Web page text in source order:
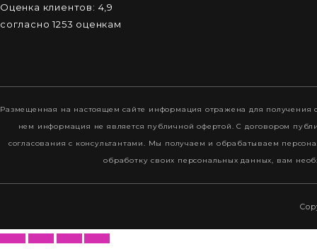
Оценка клиентов: 4,9
согласно1253 оценкам
Размещенная на настоящем сайте информация отражена для
нем информация не является публичной офертой. С договором
согласования с консультантами. Мы получаем и обрабатываем
обработку своих персональных данных, вам